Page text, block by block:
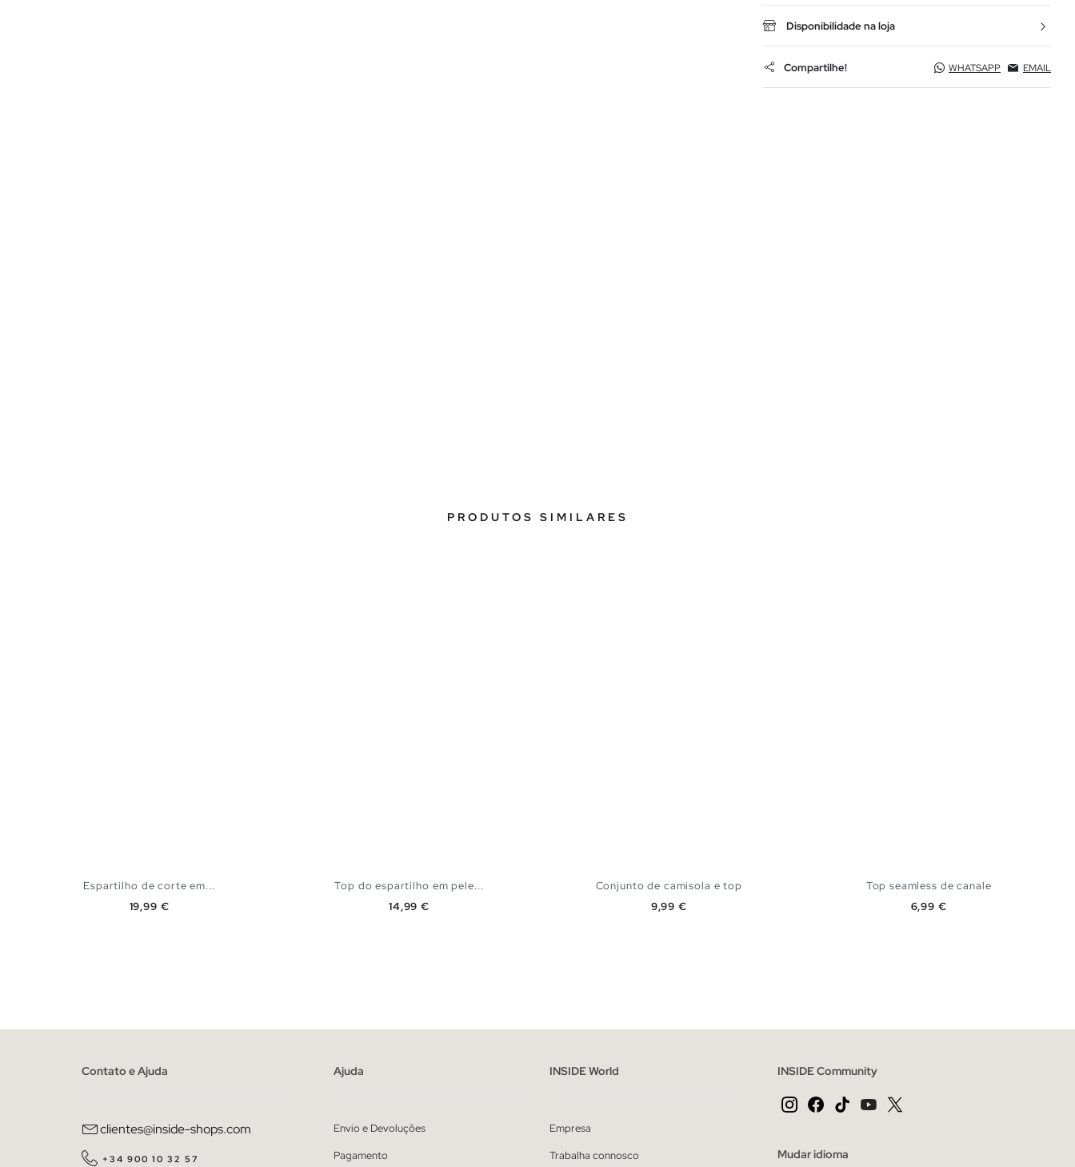
Disponibilidade na loja
Compartilhe! WHATSAPP EMAIL
PRODUTOS SIMILARES
Espartilho de corte em...
Preço
19,99 €
Top do espartilho em pele...
Preço
14,99 €
Conjunto de camisola e top
Preço
9,99 €
Top seamless de canale
Preço
6,99 €
Contato e Ajuda
clientes@inside-shops.com
+34 900 10 32 57
Ajuda
Envio e Devoluções
Pagamento
INSIDE World
Empresa
Trabalha connosco
INSIDE Community
Mudar idioma